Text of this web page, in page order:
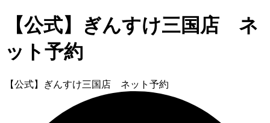
【公式】ぎんすけ三国店 ネ
ット予約
【公式】ぎんすけ三国店 ネット予約